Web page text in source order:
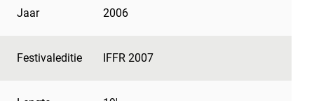
Jaar 2006
Festivaleditie IFFR 2007